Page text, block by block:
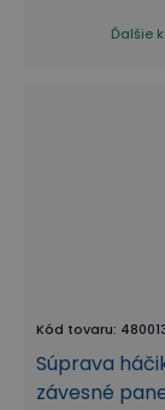
Ďalšie
Kód tovaru:
Súprava
závesné